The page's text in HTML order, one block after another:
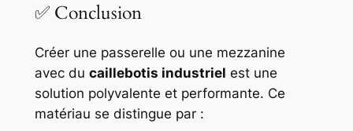
✅ Conclusion
Créer une passerelle ou une mezzanine
avec du caillebotis industriel est une
solution polyvalente et performante. Ce
matériau se distingue par :